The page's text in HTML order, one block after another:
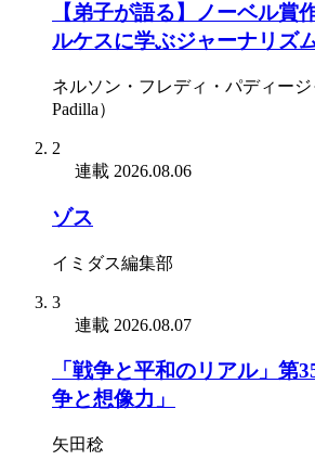
【弟子が語る】ノーベル賞
ルケスに学ぶジャーナリズ
ネルソン・フレディ・パディージ
Padilla）
2
連載 2026.08.06
ゾス
イミダス編集部
3
連載 2026.08.07
「戦争と平和のリアル」
争と想像力」
矢田稔